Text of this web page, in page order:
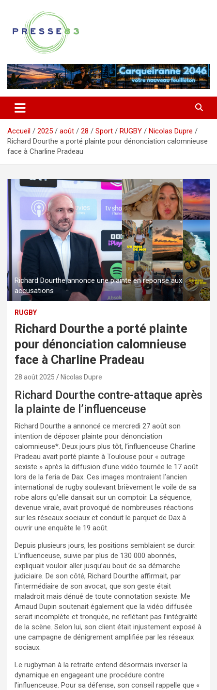
contenu
Presse 83
Accueil 2025 août 28 Sport RUGBY
Nicolas Dupre
Richard Dourthe a porté plainte pour dénonciation calomnieuse
face à Charline Pradeau
Richard Dourthe annonce une plainte en reponse aux
accusations
RUGBY
Richard Dourthe a porté plainte
pour dénonciation calomnieuse
face à Charline Pradeau
28 août 2025 Nicolas Dupre
Richard Dourthe contre-attaque après
la plainte de l’influenceuse
Richard Dourthe a annoncé ce mercredi 27 août son
intention de déposer plainte pour dénonciation
calomnieuse*. Deux jours plus tôt, l’influenceuse Charline
Pradeau avait porté plainte à Toulouse pour « outrage
sexiste » après la diffusion d’une vidéo tournée le 17 août
lors de la feria de Dax. Ces images montraient l’ancien
international de rugby soulevant brièvement le voile de sa
robe alors qu’elle dansait sur un comptoir. La séquence,
devenue virale, avait provoqué de nombreuses réactions
sur les réseaux sociaux et conduit le parquet de Dax à
ouvrir une enquête le 19 août.
Depuis plusieurs jours, les positions semblaient se durcir.
L’influenceuse, suivie par plus de 130 000 abonnés,
expliquait vouloir aller jusqu’au bout de sa démarche
judiciaire. De son côté, Richard Dourthe affirmait, par
l’intermédiaire de son avocat, que son geste était
maladroit mais dénué de toute connotation sexiste. Me
Arnaud Dupin soutenait également que la vidéo diffusée
serait incomplète et tronquée, ne reflétant pas l’intégralité
de la scène. Selon lui, son client était injustement exposé à
une campagne de dénigrement amplifiée par les réseaux
sociaux.
Le rugbyman à la retraite entend désormais inverser la
dynamique en engageant une procédure contre
l’influenceuse. Pour sa défense, son conseil rappelle que «